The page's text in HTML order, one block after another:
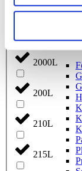
2000L
200L
210L
215L